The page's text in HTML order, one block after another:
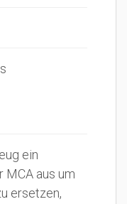
ein
MCA aus um
ersetzen,